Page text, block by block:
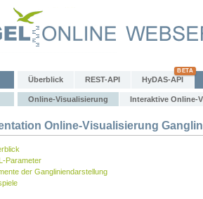
Überblick REST-API HyDAS-API
Online-Visualisierung Interaktive Online-
Online-Visualisierung
Parameter
der Gangliniendarstellung